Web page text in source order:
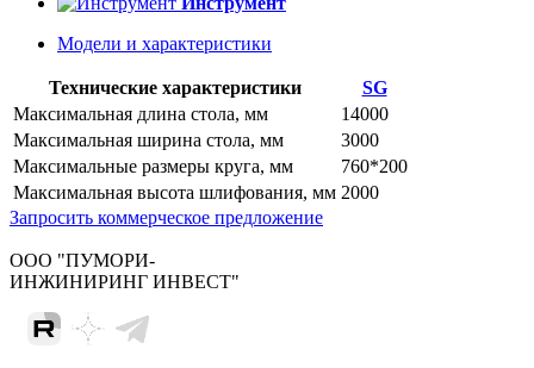
Модели и характеристики
Технические характеристики
SG
Максимальная длина стола, мм
14000
Максимальная ширина стола, мм
3000
Максимальные размеры круга, мм
760*200
Максимальная высота шлифования, мм 2000
Запросить коммерческое предложение
ООО "ПУМОРИ-
ИНЖИНИРИНГ ИНВЕСТ"